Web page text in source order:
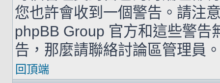
您也許會收到一個警告。請注
phpBB Group 官方和這些警告
告，那麼請聯絡討論區管理員
回頂端